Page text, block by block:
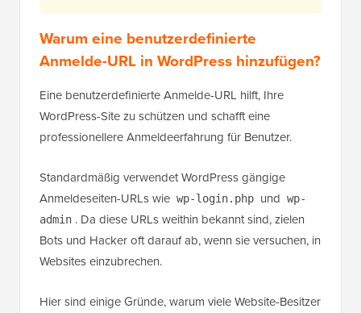
Warum eine benutzerdefinierte
Anmelde-URL in WordPress hinzufügen?
Eine benutzerdefinierte Anmelde-URL hilft, Ihre
WordPress-Site zu schützen und schafft eine
professionellere Anmeldeerfahrung für Benutzer.
Standardmäßig verwendet WordPress gängige
Anmeldeseiten-URLs wie wp-login.php und wp-
admin . Da diese URLs weithin bekannt sind, zielen
Bots und Hacker oft darauf ab, wenn sie versuchen, in
Websites einzubrechen.
Hier sind einige Gründe, warum viele Website-Besitzer